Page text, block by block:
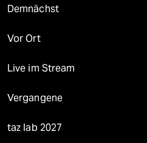
Demnächst
Vor Ort
Live im Stream
Vergangene
taz lab 2027